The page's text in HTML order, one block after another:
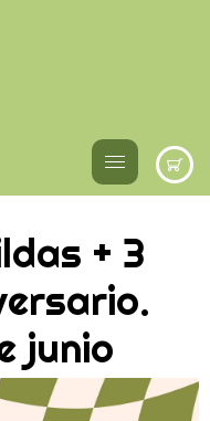
+ 3
junio